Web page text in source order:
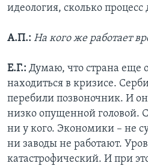
идеология, сколько
А.П.: На кого же работает
Е.Г.: Думаю, что страна еще
находиться в кризисе.
перебили позвоночник. И
низко опущенной головой.
ни у кого. Экономики – не
ни заводы не работают.
катастрофический. И при